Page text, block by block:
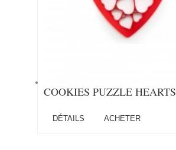
COOKIES PUZZLE HEARTS
DÉTAILS ACHETER